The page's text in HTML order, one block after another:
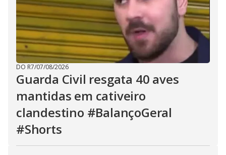
DO R7/07/08/2026
Guarda Civil resgata 40 aves
mantidas em cativeiro
clandestino #BalançoGeral
#Shorts